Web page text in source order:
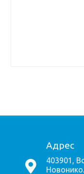
Адрес
403901,